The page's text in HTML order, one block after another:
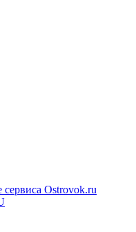
сервиса Ostrovok.ru